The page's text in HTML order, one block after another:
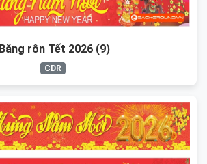
Băng rôn Tết 2026 (9)
CDR